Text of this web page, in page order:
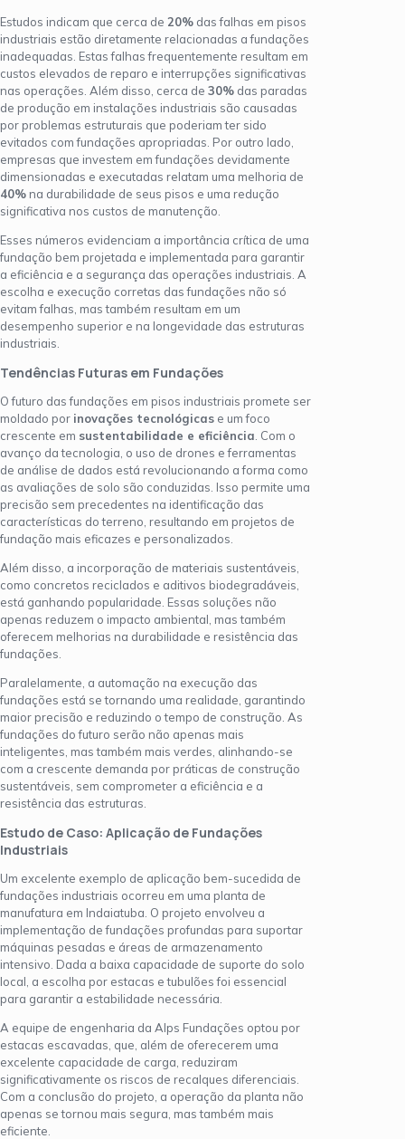
Estudos indicam que cerca de 20% das falhas em pisos
industriais estão diretamente relacionadas a fundações
inadequadas. Estas falhas frequentemente resultam em
custos elevados de reparo e interrupções significativas
nas operações. Além disso, cerca de 30% das paradas
de produção em instalações industriais são causadas
por problemas estruturais que poderiam ter sido
evitados com fundações apropriadas. Por outro lado,
empresas que investem em fundações devidamente
dimensionadas e executadas relatam uma melhoria de
40%na durabilidade de seus pisos e uma redução
significativa nos custos de manutenção.
Esses números evidenciam a importância crítica de uma
fundação bem projetada e implementada para garantir
a eficiência e a segurança das operações industriais. A
escolha e execução corretas das fundações não só
evitam falhas, mas também resultam em um
desempenho superior e na longevidade das estruturas
industriais.
Tendências Futuras em Fundações
O futuro das fundações em pisos industriais promete ser
moldado por inovações tecnológicas e um foco
crescente em sustentabilidade e eficiência . Com o
avanço da tecnologia, o uso de drones e ferramentas
de análise de dados está revolucionando a forma como
as avaliações de solo são conduzidas. Isso permite uma
precisão sem precedentes na identificação das
características do terreno, resultando em projetos de
fundação mais eficazes e personalizados.
Além disso, a incorporação de materiais sustentáveis,
como concretos reciclados e aditivos biodegradáveis,
está ganhando popularidade. Essas soluções não
apenas reduzem o impacto ambiental, mas também
oferecem melhorias na durabilidade e resistência das
fundações.
Paralelamente, a automação na execução das
fundações está se tornando uma realidade, garantindo
maior precisão e reduzindo o tempo de construção. As
fundações do futuro serão não apenas mais
inteligentes, mas também mais verdes, alinhando-se
com a crescente demanda por práticas de construção
sustentáveis, sem comprometer a eficiência e a
resistência das estruturas.
Estudo de Caso: Aplicação de Fundações
Industriais
Um excelente exemplo de aplicação bem-sucedida de
fundações industriais ocorreu em uma planta de
manufatura em Indaiatuba. O projeto envolveu a
implementação de fundações profundas para suportar
máquinas pesadas e áreas de armazenamento
intensivo. Dada a baixa capacidade de suporte do solo
local, a escolha por estacas e tubulões foi essencial
para garantir a estabilidade necessária.
A equipe de engenharia da Alps Fundações optou por
estacas escavadas, que, além de oferecerem uma
excelente capacidade de carga, reduziram
significativamente os riscos de recalques diferenciais.
Com a conclusão do projeto, a operação da planta não
apenas se tornou mais segura, mas também mais
eficiente.